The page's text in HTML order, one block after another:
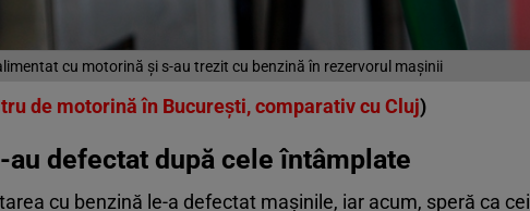
cu motorină și s-au trezit cu benzină în rezervorul mașinii
de motorină în București, comparativ cu Cluj)
defectat după cele întâmplate
cu benzină le-a defectat mașinile, iar acum, speră ca cei